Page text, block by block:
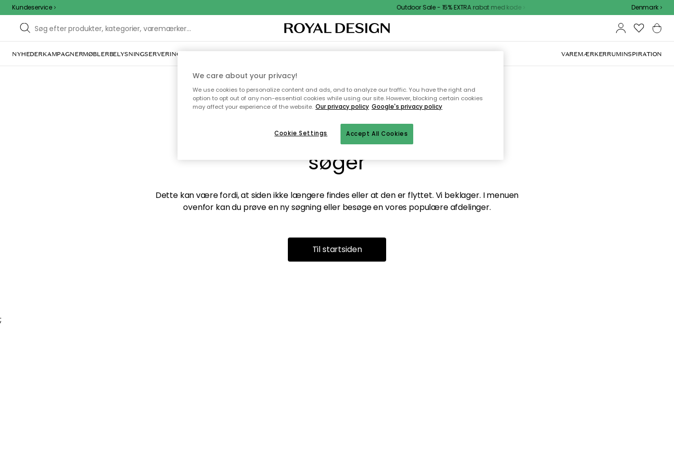
Kundeservice Outdoor Sale - 15% EXTRA rabat med kode Denmark
NYHEDERKAMPAGNERMØBLERBELYSNINGSERVERING INDRETNINGTEKSTIL & TÆPPERKØKKENETOPBEVARINGHAVEMØBLER VAREMÆRKERRUMINSPIRATION
Vi fandt desværre ikke siden du
søger
Dette kan være fordi, at siden ikke længere findes eller at den er flyttet. Vi beklager. I menuen
ovenfor kan du prøve en ny søgning eller besøge en vores populære afdelinger.
Til startsiden
;
We care about your privacy!
We use cookies to personalize content and ads, and to analyze our traffic. You have the right and
option to opt out of any non-essential cookies while using our site. However, blocking certain cookies
may affect your experience of the website. Our privacy policy Google's privacy policy
Accept All Cookies
Cookie Settings